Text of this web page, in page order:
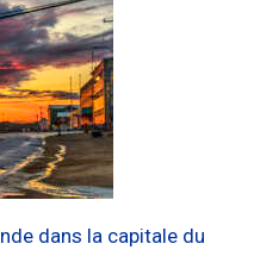
dans la capitale du